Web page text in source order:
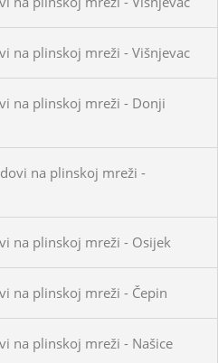
na plinskoj mreži - Višnjevac
na plinskoj mreži - Donji
na plinskoj mreži -
na plinskoj mreži - Osijek
na plinskoj mreži - Čepin
na plinskoj mreži - Našice